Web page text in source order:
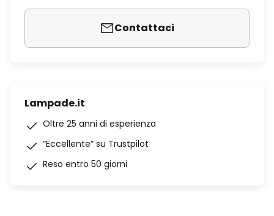
Contattaci
Lampade.it
Oltre 25 anni di esperienza
“Eccellente” su Trustpilot
Reso entro 50 giorni